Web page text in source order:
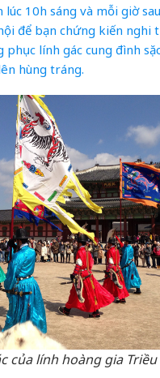
lúc 10h sáng và mỗi giờ
để bạn chứng kiến nghi
lính gác cung đình
hùng tráng.
của lính hoàng gia Triều